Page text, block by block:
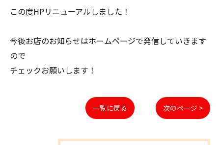
この度HPリニューアルしました！
今後お店のお知らせはホームページで発信していきます
ので
チェックお願いします！
一覧に戻る 次のページ >